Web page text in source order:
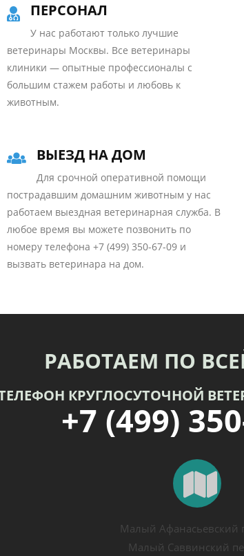
ПЕРСОНАЛ
У нас работают только лучшие
ветеринары Москвы. Все ветеринары
клиники — опытные профессионалы с
большим стажем работы и любовь к
животным.
ВЫЕЗД НА ДОМ
Для срочной оперативной помощи
пострадавшим домашним животным у нас
работаем выездная ветеринарная служба. В
любое время вы можете позвонить по
номеру телефона +7 (499) 350-67-09 и
вызвать ветеринара на дом.
РАБОТАЕМ ПО
КРУГЛОСУТОЧНОЙ
+7 (499)
Малый Афанасьевский
Малый Саввинский